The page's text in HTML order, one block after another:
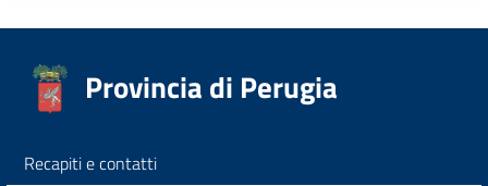
Provincia di Perugia
Recapiti e contatti